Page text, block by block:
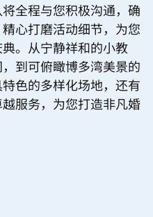
全程与您积极沟通，确
心打磨活动细节，为您
。从宁静祥和的小教
到可俯瞰博多湾美景的
色的多样化场地，还有
服务，为您打造非凡婚